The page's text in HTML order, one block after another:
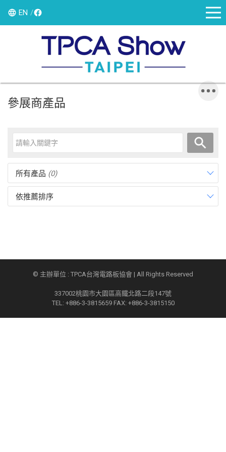
EN
參展商產品
所有產品 (0)
依推薦排序
© 主辦單位 : TPCA台灣電路板協會 | All Rights Reserved
337002桃園市大園區高鐵北路二段147號
TEL: +886-3-3815659 FAX: +886-3-3815150